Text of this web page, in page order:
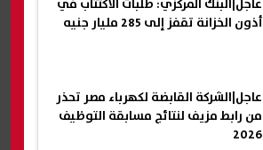
عاجل|البنك المركزي: طلبات الاكتتاب في
أذون الخزانة تقفز إلى 285 مليار جنيه
عاجل|الشركة القابضة لكهرباء مصر تحذر
من رابط مزيف لنتائج مسابقة التوظيف
2026